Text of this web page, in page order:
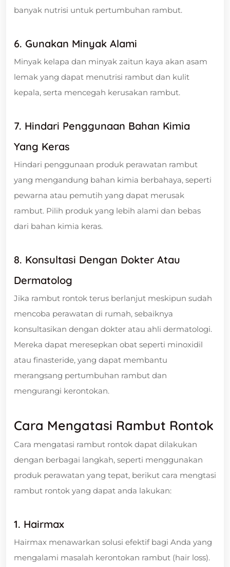
banyak nutrisi untuk pertumbuhan rambut.
6. Gunakan Minyak Alami
Minyak kelapa dan minyak zaitun kaya akan asam
lemak yang dapat menutrisi rambut dan kulit
kepala, serta mencegah kerusakan rambut.
7. Hindari Penggunaan Bahan Kimia
Yang Keras
Hindari penggunaan produk perawatan rambut
yang mengandung bahan kimia berbahaya, seperti
pewarna atau pemutih yang dapat merusak
rambut. Pilih produk yang lebih alami dan bebas
dari bahan kimia keras.
8. Konsultasi Dengan Dokter Atau
Dermatolog
Jika rambut rontok terus berlanjut meskipun sudah
mencoba perawatan di rumah, sebaiknya
konsultasikan dengan dokter atau ahli dermatologi.
Mereka dapat meresepkan obat seperti minoxidil
atau finasteride, yang dapat membantu
merangsang pertumbuhan rambut dan
mengurangi kerontokan.
Cara Mengatasi Rambut Rontok
Cara mengatasi rambut rontok dapat dilakukan
dengan berbagai langkah, seperti menggunakan
produk perawatan yang tepat, berikut cara mengtasi
rambut rontok yang dapat anda lakukan:
1. Hairmax
Hairmax menawarkan solusi efektif bagi Anda yang
mengalami masalah kerontokan rambut (hair loss).